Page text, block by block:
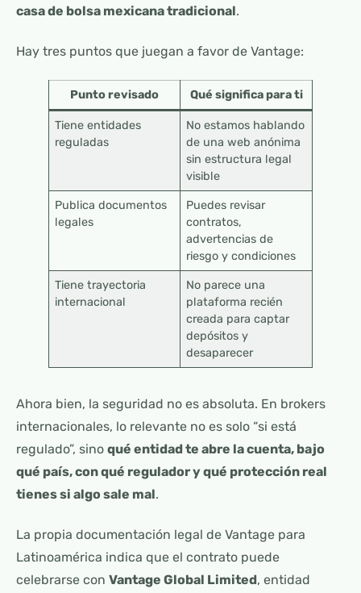
casa de bolsa mexicana tradicional.
Hay tres puntos que juegan a favor de Vantage:
Punto revisado Qué significa para ti
Tiene entidades
reguladas
No estamos hablando
de una web anónima
sin estructura legal
visible
Publica documentos
legales
Puedes revisar
contratos,
advertencias de
riesgo y condiciones
Tiene trayectoria
internacional
No parece una
plataforma recién
creada para captar
depósitos y
desaparecer
Ahora bien, la seguridad no es absoluta. En brokers
internacionales, lo relevante no es solo “si está
regulado”, sino qué entidad te abre la cuenta, bajo
qué país, con qué regulador y qué protección real
tienes si algo sale mal.
La propia documentación legal de Vantage para
Latinoamérica indica que el contrato puede
celebrarse con Vantage Global Limited, entidad